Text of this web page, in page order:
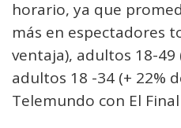
horario, ya que
más en espectadores
ventaja), adultos 18-49
adultos 18 -34 (+ 22%
Telemundo con El